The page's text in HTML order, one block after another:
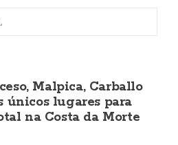
Malpica, Carballo
únicos lugares para
na Costa da Morte